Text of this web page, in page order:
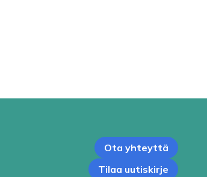
Ota yhteyttä
Tilaa uutiskirje